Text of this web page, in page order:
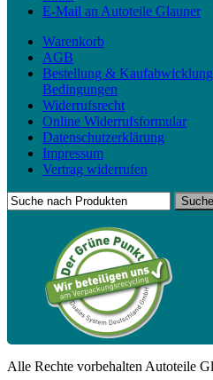
E-Mail an Autoteile Glauner
Warenkorb
AGB
Bestellung &
Bedingungen
Widerrufsrecht
Online Widerrufsformular
Datenschutzerklärung
Impressum
Vertrag widerrufen
Alle Rechte vorbehalten Autoteile